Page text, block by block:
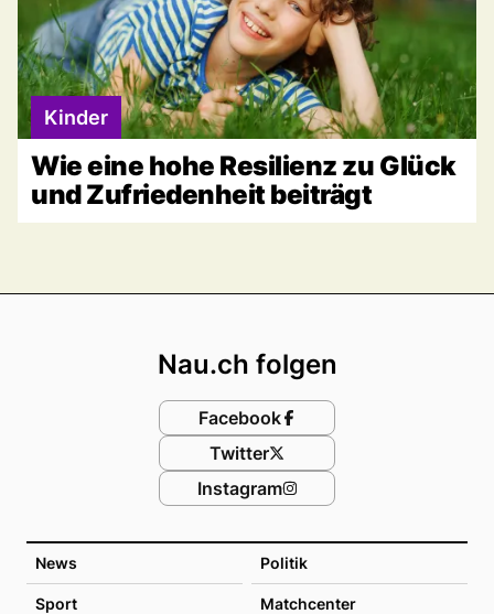
Kinder
Wie eine hohe Resilienz zu Glück
und Zufriedenheit beiträgt
News Politik
Sport Matchcenter
Nau.ch folgen
Facebook
Twitter
Instagram